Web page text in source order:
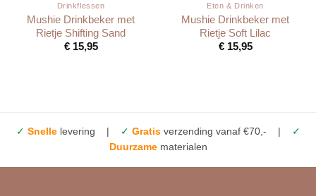
Drinkflessen
Mushie Drinkbeker met
Rietje Shifting Sand
€15,95
Eten & Drinken
Mushie Drinkbeker met
Rietje Soft Lilac
€15,95
✓ Snellelevering | ✓ Gratisverzending vanaf €70,- |
✓
Duurzamematerialen